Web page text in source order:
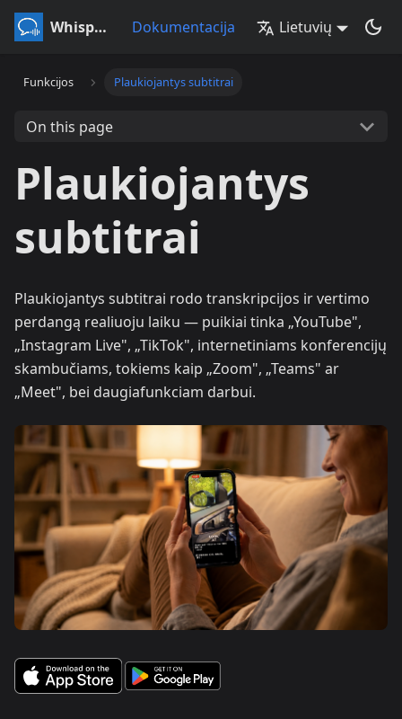
Whisperr Dokumentacija Lietuvių
Funkcijos Plaukiojantys subtitrai
On this page
Plaukiojantys
subtitrai
Plaukiojantys subtitrai rodo transkripcijos ir vertimo
perdangą realiuoju laiku — puikiai tinka „YouTube",
„Instagram Live", „TikTok", internetiniams konferencijų
skambučiams, tokiems kaip „Zoom", „Teams" ar
„Meet", bei daugiafunkciam darbui.